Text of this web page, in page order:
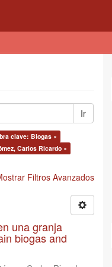
Ir
clave: Biogas ×
Carlos Ricardo ×
Filtros Avanzados
una granja
biogas and